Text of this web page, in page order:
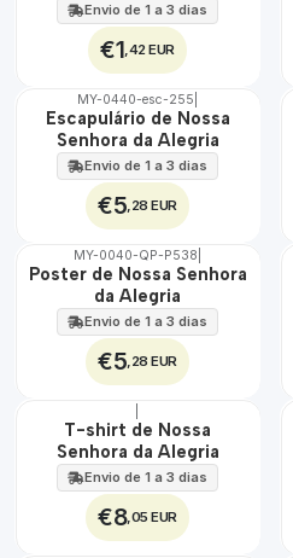
Envio de 1 a 3 dias
€1 ,42 EUR
🇵🇹
100%
MY-0440-esc-255
Escapulário de Nossa
Senhora da Alegria
Envio de 1 a 3 dias
€5 ,28 EUR
🇵🇹
MY-0040-QP-P538
Poster de Nossa Senhora
da Alegria
Envio de 1 a 3 dias
€5 ,28 EUR
🇵🇹
100%
T-shirt de Nossa
Senhora da Alegria
Envio de 1 a 3 dias
€8,05 EUR